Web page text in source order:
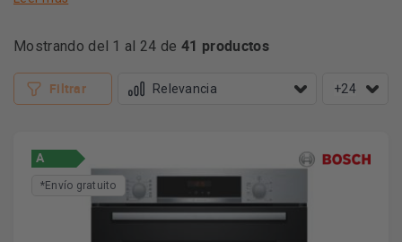
Con los hornos Bosch, tendrás todo lo necesario para disfrutar
limpieza o inclusos sistemas que harán que solo tengas que
Bosch
Con Bosch, tendrás todo lo que necesitas en tu cocina para
Mostrando del 1 al 24 de 41 productos
Filtrar +24
A
*Envío gratuito